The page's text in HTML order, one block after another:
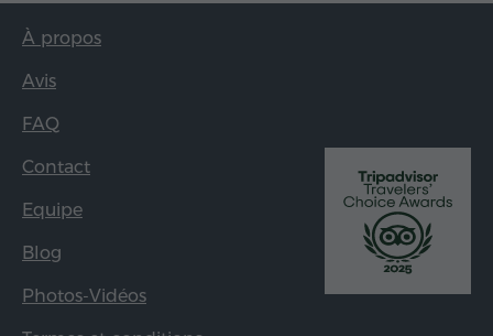
À propos
Avis
FAQ
Contact
Equipe
Blog
Photos-Vidéos